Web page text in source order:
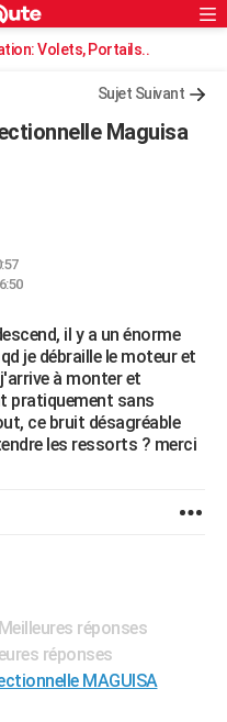
Rechercher
Volets, Portails..
Sujet Suivant
Maguisa
il y a un énorme
je débraille le moteur et
à monter et
pratiquement sans
ce bruit désagréable
les ressorts ? merci
réponses
réponses
MAGUISA